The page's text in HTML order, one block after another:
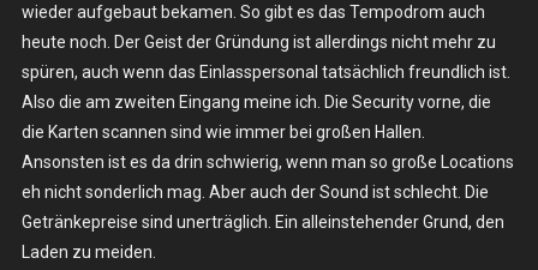
wieder aufgebaut bekamen. So gibt es das Tempodrom auch
heute noch. Der Geist der Gründung ist allerdings nicht mehr zu
spüren, auch wenn das Einlasspersonal tatsächlich freundlich ist.
Also die am zweiten Eingang meine ich. Die Security vorne, die
die Karten scannen sind wie immer bei großen Hallen.
Ansonsten ist es da drin schwierig, wenn man so große Locations
eh nicht sonderlich mag. Aber auch der Sound ist schlecht. Die
Getränkepreise sind unerträglich. Ein alleinstehender Grund, den
Laden zu meiden.